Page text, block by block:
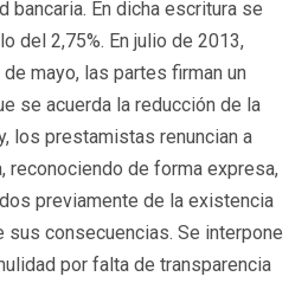
bancaria. En dicha escritura se
del 2,75%. En julio de 2013,
mayo, las partes firman un
se acuerda la reducción de la
los prestamistas renuncian a
reconociendo de forma expresa,
previamente de la existencia
sus consecuencias. Se interpone
por falta de transparencia